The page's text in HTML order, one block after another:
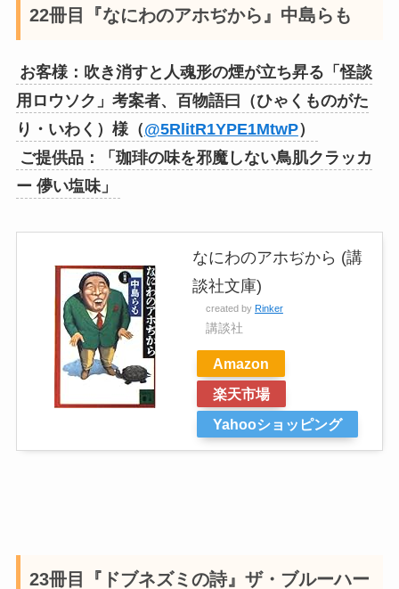
22冊目『なにわのアホぢから』中島らも
お客様：吹き消すと人魂形の煙が立ち昇る「怪談
用ロウソク」考案者、百物語曰（ひゃくものがた
り・いわく）様（@5RlitR1YPE1MtwP）
ご提供品：「珈琲の味を邪魔しない鳥肌クラッカ
ー 儚い塩味」
なにわのアホぢから (講
談社文庫)
created by Rinker
講談社
Amazon
楽天市場
Yahooショッピング
23冊目『ドブネズミの詩』ザ・ブルーハー